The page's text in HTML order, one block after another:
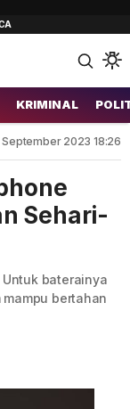
KRIMINAL
September 2023 18:26
Sehari-
baterainya
bertahan